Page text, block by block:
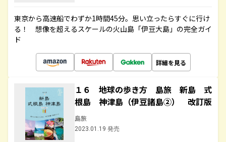
東京から高速船でわずか1時間45分。思い立ったらすぐに行け
る！ 想像を超えるスケールの火山島「伊豆大島」の完全ガイ
ド
詳細を見る
１６ 地球の歩き方 島旅 新島 式
根島 神津島（伊豆諸島②） 改訂版
島旅
2023.01.19 発売